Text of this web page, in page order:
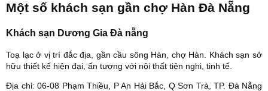
Một số khách sạn gần chợ Hàn Đà Nẵng
Khách sạn Dương Gia Đà nẵng
Toạ lạc ở vị trí đắc địa, gần cầu sông Hàn, chợ Hàn. Khách sạn sở
hữu thiết kế hiện đại, ấn tượng với nội thất tiện nghi, tinh tế.
Địa chỉ: 06-08 Phạm Thiều, P An Hải Bắc, Q Sơn Trà, TP. Đà Nẵng